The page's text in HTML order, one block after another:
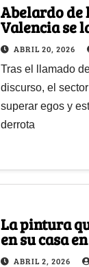
Abelardo de
Valencia se
mientras la
fuerza
ABRIL 20, 2026
Tras el llamado
discurso, el
superar egos y
derrota
La pintura
en su casa
aparece
ABRIL 2, 2026